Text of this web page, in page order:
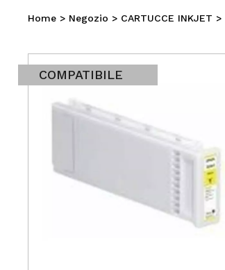
Home > Negozio > CARTUCCE INKJET >
COMPATIBILE